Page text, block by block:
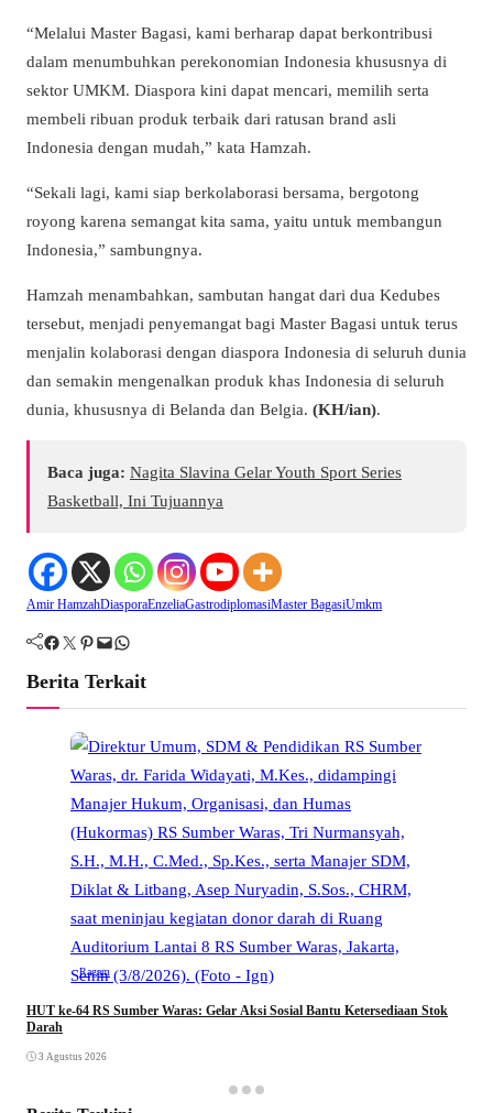
“Melalui Master Bagasi, kami berharap dapat berkontribusi
dalam menumbuhkan perekonomian Indonesia khususnya di
sektor UMKM. Diaspora kini dapat mencari, memilih serta
membeli ribuan produk terbaik dari ratusan brand asli
Indonesia dengan mudah,” kata Hamzah.
“Sekali lagi, kami siap berkolaborasi bersama, bergotong
royong karena semangat kita sama, yaitu untuk membangun
Indonesia,” sambungnya.
Hamzah menambahkan, sambutan hangat dari dua Kedubes
tersebut, menjadi penyemangat bagi Master Bagasi untuk terus
menjalin kolaborasi dengan diaspora Indonesia di seluruh dunia
dan semakin mengenalkan produk khas Indonesia di seluruh
dunia, khususnya di Belanda dan Belgia. (KH/ian).
Baca juga: Nagita Slavina Gelar Youth Sport Series
Basketball, Ini Tujuannya
Amir HamzahDiasporaEnzeliaGastrodiplomasiMaster BagasiUmkm
Facebook Twitter Pinterest Mail WhatsApp
Berita Terkait
Ragam
​HUT ke-64 RS Sumber Waras: Gelar Aksi Sosial Bantu Ketersediaan Stok
Darah
3 Agustus 2026